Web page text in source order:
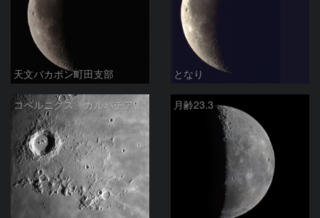
天文バカボン町田支部 となり
コペルニクス、カルパチア山脈付近 月齢23.3